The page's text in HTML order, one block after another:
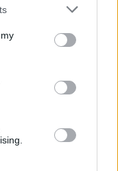
or more Google
You may click to
third-party tags to
in below Google
a harminc beépített
most az internet.
80 játékot ígérő
Console és annak
Ultimate Retro
és nem is a Sega